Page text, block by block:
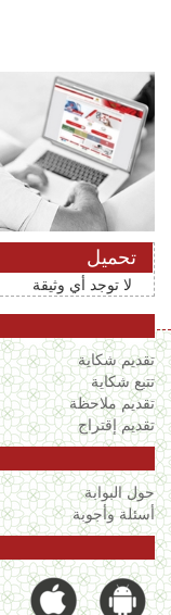
تحميل
لا توجد أي وثيقة
تقديم شكاية
تتبع شكاية
تقديم ملاحظة
تقديم إقتراح
حول البوابة
أسئلة وأجوبة